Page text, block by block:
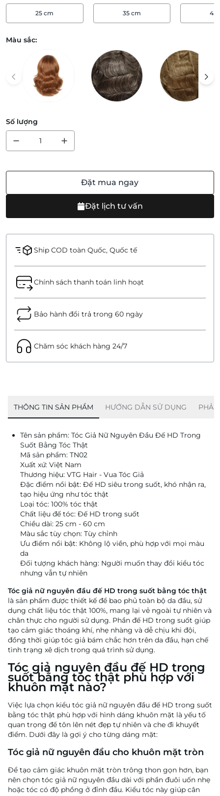
25 cm 35 cm 45
Màu sắc:
Số lượng
Đặt mua ngay
Đặt lịch tư vấn
Ship COD toàn Quốc, Quốc tế
Chính sách thanh toán linh hoạt
Bảo hành đổi trả trong 60 ngày
Chăm sóc khách hàng 24/7
THÔNG TIN SẢN PHẨM HƯỚNG DẪN SỬ DỤNG
Tên sản phẩm: Tóc Giả Nữ Nguyên Đầu Đế HD Trong
Suốt Bằng Tóc Thật
Mã sản phẩm: TN02
Xuất xứ: Việt Nam
Thương hiệu: VTG Hair - Vua Tóc Giả
Đặc điểm nổi bật: Đế HD siêu trong suốt, khó nhận ra,
tạo hiệu ứng như tóc thật
Loại tóc: 100% tóc thật
Chất liệu đế tóc: Đế HD trong suốt
Chiều dài: 25 cm - 60 cm
Màu sắc tùy chọn: Tùy chỉnh
Ưu điểm nổi bật: Không lộ viền, phù hợp với mọi màu
da
Đối tượng khách hàng: Người muốn thay đổi kiểu tóc
nhưng vẫn tự nhiên
Tóc giả nữ nguyên đầu đế HD trong suốt bằng tóc thật
là sản phẩm được thiết kế để bao phủ toàn bộ da đầu, sử
dụng chất liệu tóc thật 100%, mang lại vẻ ngoài tự nhiên và
chân thực cho người sử dụng. Phần đế HD trong suốt giúp
tạo cảm giác thoáng khí, nhẹ nhàng và dễ chịu khi đội,
đồng thời giúp tóc giả bám chắc hơn trên da đầu, hạn chế
tình trạng xê dịch trong quá trình sử dụng.
Tóc giả nguyên đầu đế HD trong
suốt bằng tóc thật phù hợp với
khuôn mặt nào?
Việc lựa chọn kiểu tóc giả nữ nguyên đầu đế HD trong suốt
bằng tóc thật phù hợp với hình dáng khuôn mặt là yếu tố
quan trọng để tôn lên nét đẹp tự nhiên và che đi khuyết
điểm. Dưới đây là gợi ý cho từng dáng mặt:
Tóc giả nữ nguyên đầu cho khuôn mặt tròn
Để tạo cảm giác khuôn mặt tròn trông thon gọn hơn, bạn
nên chọn tóc giả nữ nguyên đầu dài với phần đuôi uốn nhẹ
hoặc tóc có độ phồng ở đỉnh đầu. Kiểu tóc này giúp cân